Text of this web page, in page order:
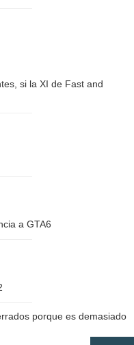
si la XI de Fast and
a GTA6
porque es demasiado